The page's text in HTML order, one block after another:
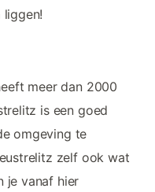
meer dan 2000
is een goed
omgeving te
zelf ook wat
je vanaf hier